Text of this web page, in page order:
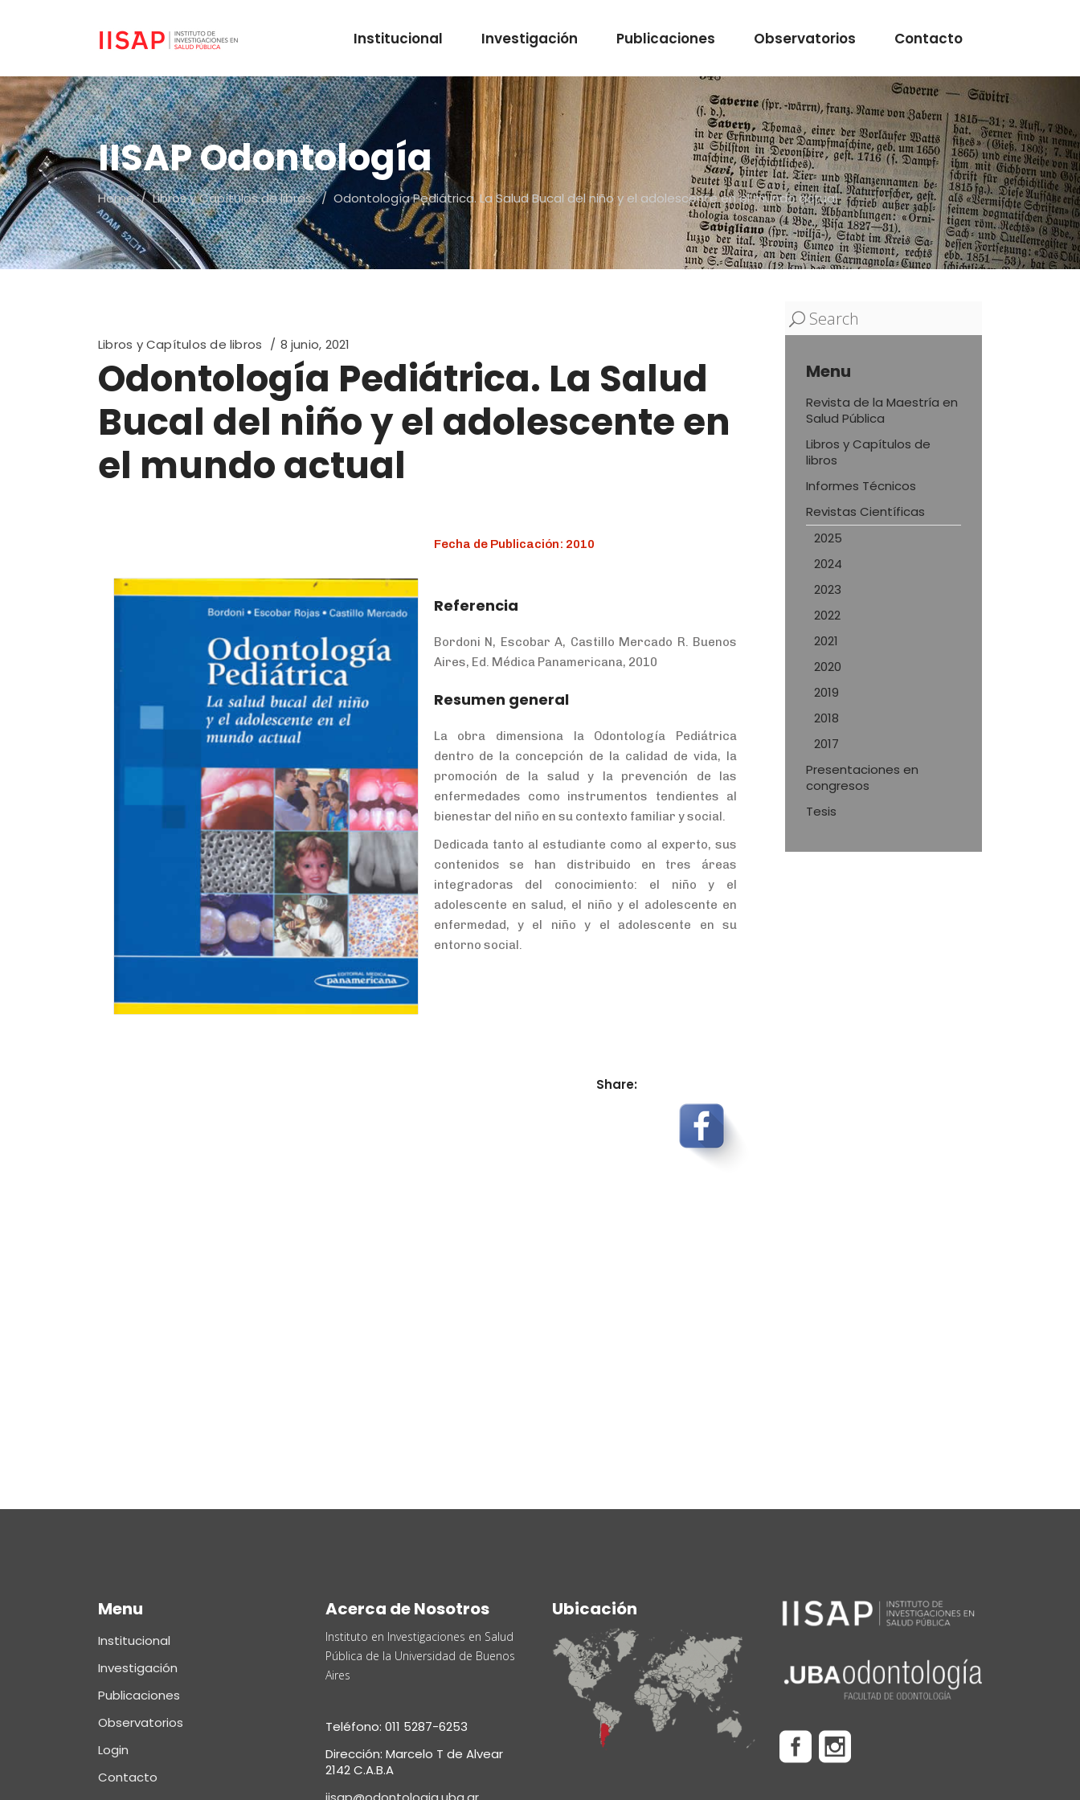
Institucional Investigación Publicaciones Observatorios Contacto
IISAP Odontología
Home/Libros y Capítulos de libros/ Odontología Pediátrica. La Salud Bucal del niño y el adolescente en el mundo actual
Libros y Capítulos de libros 8 junio, 2021
Odontología Pediátrica. La Salud
Bucal del niño y el adolescente en
el mundo actual
Fecha de Publicación: 2010
Referencia
Bordoni N, Escobar A, Castillo Mercado R. Buenos
Aires, Ed. Médica Panamericana, 2010
Resumen general
La obra dimensiona la Odontología Pediátrica
dentro de la concepción de la calidad de vida, la
promoción de la salud y la prevención de las
enfermedades como instrumentos tendientes al
bienestar del niño en su contexto familiar y social.
Dedicada tanto al estudiante como al experto, sus
contenidos se han distribuido en tres áreas
integradoras del conocimiento: el niño y el
adolescente en salud, el niño y el adolescente en
enfermedad, y el niño y el adolescente en su
entorno social.
Share:
Search
Menu
Revista de la Maestría en
Salud Pública
Libros y Capítulos de
libros
Informes Técnicos
Revistas Científicas
2025
2024
2023
2022
2021
2020
2019
2018
2017
Presentaciones en
congresos
Tesis
Menu
Institucional
Investigación
Publicaciones
Observatorios
Login
Contacto
Acerca de Nosotros
Instituto en Investigaciones en Salud
Pública de la Universidad de Buenos
Aires
Teléfono: 011 5287-6253
Dirección: Marcelo T de Alvear
2142 C.A.B.A
Ubicación